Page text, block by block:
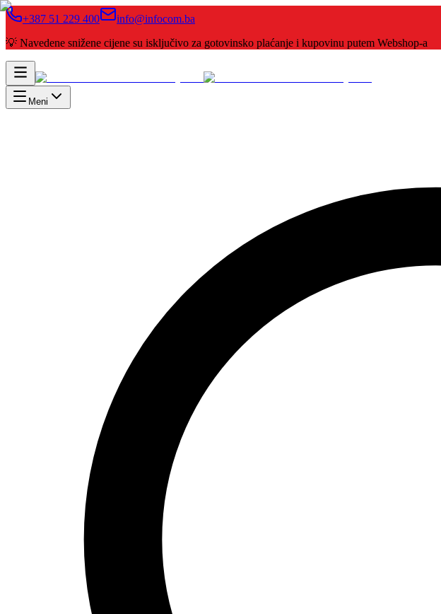
+387 51 229 400
info@infocom.ba
💡 Navedene snižene cijene su isključivo za gotovinsko plaćanje i kupovinu putem Webshop-a
Meni